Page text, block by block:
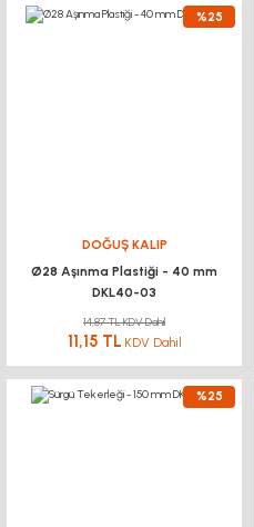
%25
DOĞUŞ KALIP
Ø28 Aşınma Plastiği - 40 mm
DKL40-03
14,87 TL KDV Dahil
11,15 TL KDV Dahil
%25